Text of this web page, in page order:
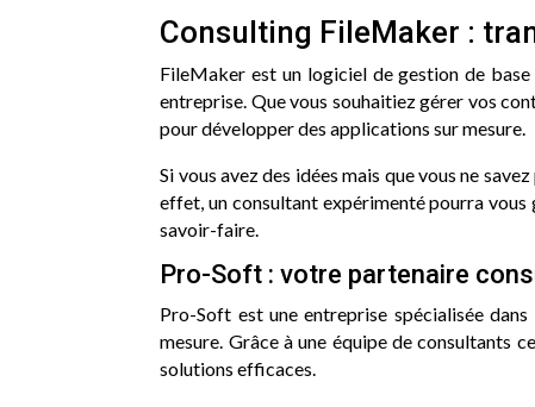
Consulting FileMaker :
FileMaker est un logiciel de gestion de base
entreprise. Que vous souhaitiez gérer vos
pour développer des applications sur mesure.
Si vous avez des idées mais que vous ne
effet, un consultant expérimenté pourra
savoir-faire.
Pro-Soft : votre partenaire
Pro-Soft est une entreprise spécialisée
mesure. Grâce à une équipe de consultants
solutions efficaces.